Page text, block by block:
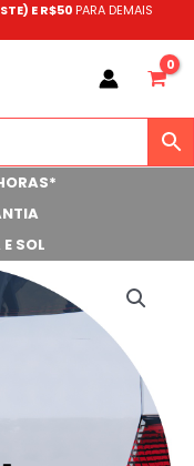
E R$50 PARA DEMAIS
SOL